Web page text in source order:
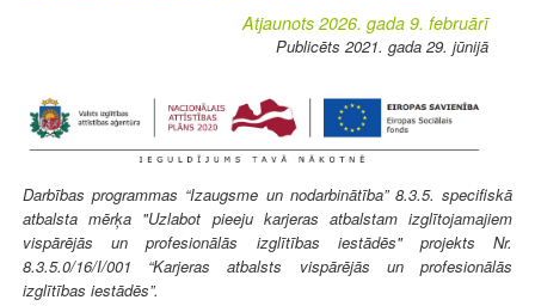
Atjaunots 2026. gada 9. februārī
Publicēts 2021. gada 29. jūnijā
Darbības programmas “Izaugsme un nodarbinātība” 8.3.5. specifiskā
atbalsta mērķa "Uzlabot pieeju karjeras atbalstam izglītojamajiem
vispārējās un profesionālās izglītības iestādēs" projekts Nr.
8.3.5.0/16/I/001 “Karjeras atbalsts vispārējās un profesionālās
izglītības iestādēs”.